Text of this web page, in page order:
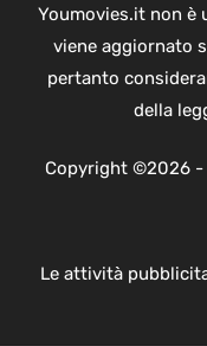
Youmovies.it non è
viene aggiornato
pertanto
della
Copyright ©2026
Le attività